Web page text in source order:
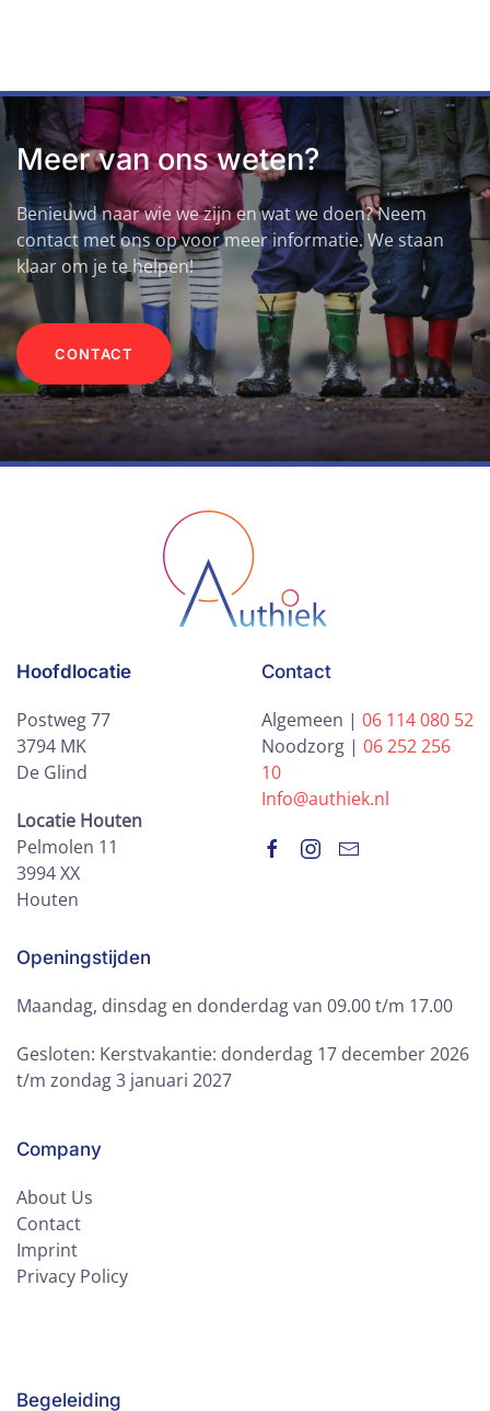
Meer van ons weten?
Benieuwd naar wie we zijn en wat we doen? Neem
contact met ons op voor meer informatie. We staan
klaar om je te helpen!
CONTACT
Hoofdlocatie
Postweg 77
3794 MK
De Glind
Locatie Houten
Pelmolen 11
3994 XX
Houten
Contact
Algemeen | 06 114 080 52
Noodzorg | 06 252 256
10
Info@authiek.nl
Openingstijden
Maandag, dinsdag en donderdag van 09.00 t/m 17.00
Gesloten: Kerstvakantie: donderdag 17 december 2026
t/m zondag 3 januari 2027
Company
About Us
Contact
Imprint
Privacy Policy
Begeleiding